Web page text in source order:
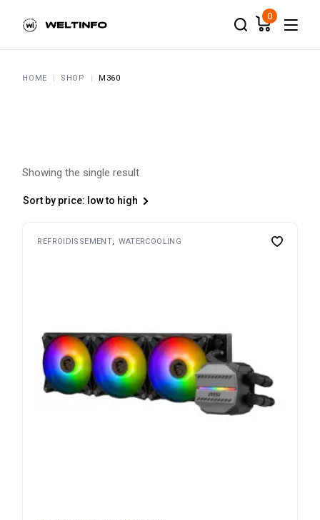
content
0
HOME SHOP M360
Showing the single result
Sort by price: low to high
REFROIDISSEMENT WATERCOOLING